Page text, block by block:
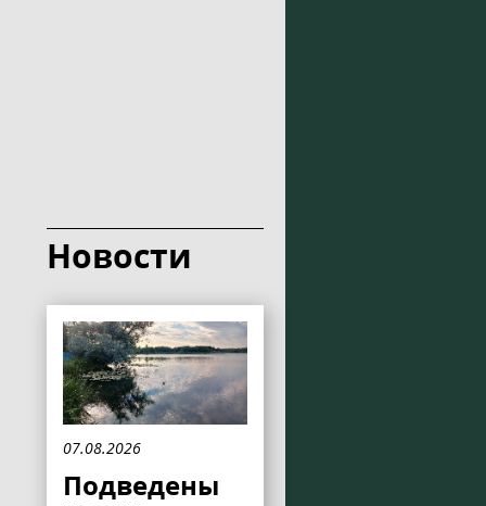
Новости
07.08.2026
Подведены